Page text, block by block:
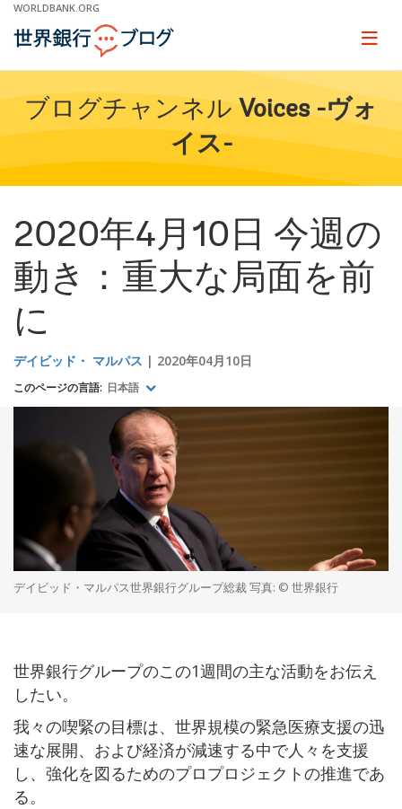
Skip
Main
Navigation
WORLDBANK.ORG
Page
ブログチャンネル Voices -ヴォ
イス-
2020年4月10日 今週の
動き：重大な局面を前
に
デイビッド・ マルパス 2020年04月10日
このページの言語: 日本語
デイビッド・マルパス世界銀行グループ総裁 写真: © 世界銀行
世界銀行グループのこの1週間の主な活動をお伝え
したい。
我々の喫緊の目標は、世界規模の緊急医療支援の迅
速な展開、および経済が減速する中で人々を支援
し、強化を図るためのプロプロジェクトの推進であ
る。